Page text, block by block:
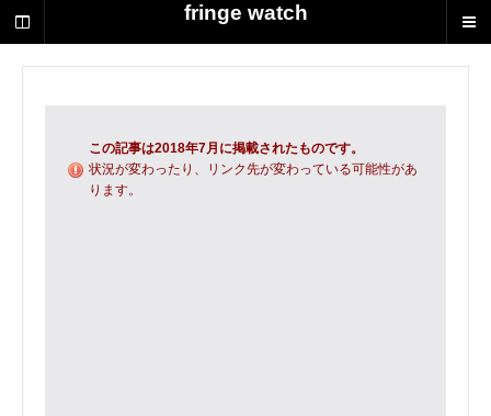
fringe watch
荻
野
この記事は2018年7月に掲載されたものです。
状況が変わったり、リンク先が変わっている可能性があ
ります。